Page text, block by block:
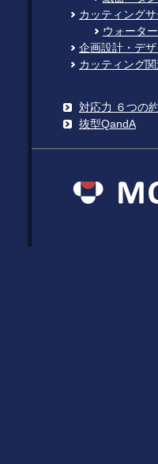
カッティング
ウォータ
企画設計・デ
カッティング
対応力 ６つの
抜型QandA